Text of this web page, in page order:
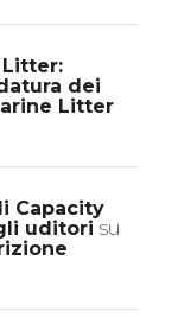
Litter:
dei
Litter
Capacity
uditori su